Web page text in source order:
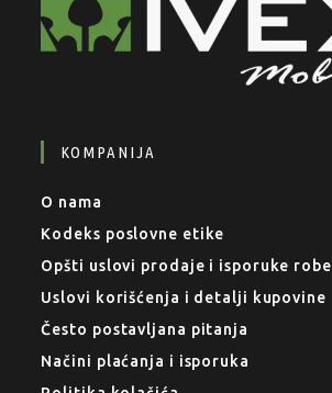
KOMPANIJA
O nama
Kodeks poslovne etike
Opšti uslovi prodaje i isporuke robe
Uslovi korišćenja i detalji kupovine
Često postavljana pitanja
Načini plaćanja i isporuka